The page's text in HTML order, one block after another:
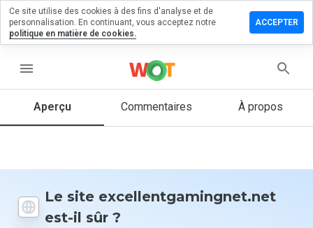
menu
Aperçu Commentaires À propos
Le site excellentgamingnet.net
est-il sûr ?
sur
Quelle
donneriez-
Ce site utilise des cookies à des fins d'analyse et de
personnalisation. En continuant, vous acceptez notre
politique en matière de cookies.
ACCEPTER